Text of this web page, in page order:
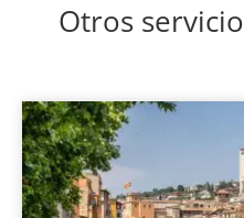
Otros